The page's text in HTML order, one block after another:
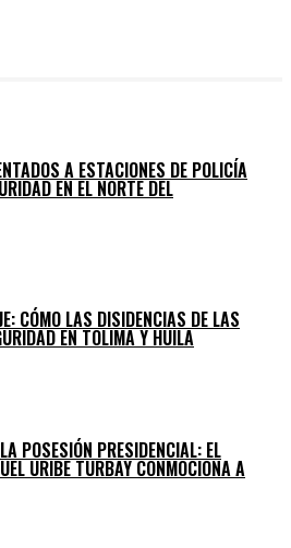
A ESTACIONES DE POLICÍA
EN EL NORTE DEL
CÓMO LAS DISIDENCIAS DE LAS
EN TOLIMA Y HUILA
POSESIÓN PRESIDENCIAL: EL
URIBE TURBAY CONMOCIONA A